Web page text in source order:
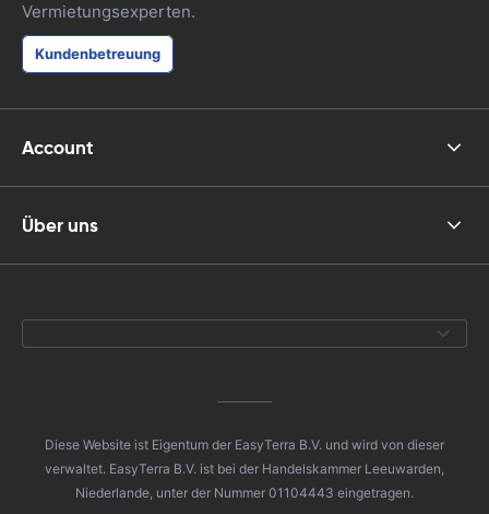
Vermietungsexperten.
Kundenbetreuung
Account
Über uns
Diese Website ist Eigentum der EasyTerra B.V. und wird von dieser
verwaltet. EasyTerra B.V. ist bei der Handelskammer Leeuwarden,
Niederlande, unter der Nummer 01104443 eingetragen.